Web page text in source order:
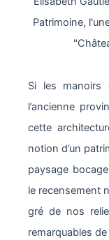
Patrimoine,
Si les manoirs
l’ancienne
cette
notion d’un
paysage
le recensement
gré de nos
remarquables